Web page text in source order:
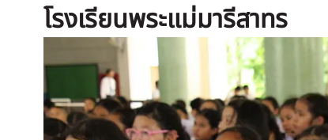
โรงเรียนพระแม่มารีสาทร